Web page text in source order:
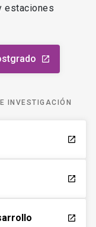
estaciones
launch
INVESTIGACIÓN
launch
launch
launch